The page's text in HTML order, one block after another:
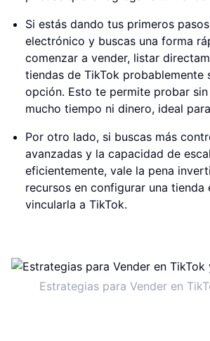
Si estás dando tus primeros
electrónico y buscas una forma
comenzar a vender, listar
tiendas de TikTok probablemente
opción. Esto te permite probar
mucho tiempo ni dinero, ideal
Por otro lado, si buscas más
avanzadas y la capacidad de
eficientemente, vale la pena
recursos en configurar una tienda
vincularla a TikTok.
Estrategias para Vender en